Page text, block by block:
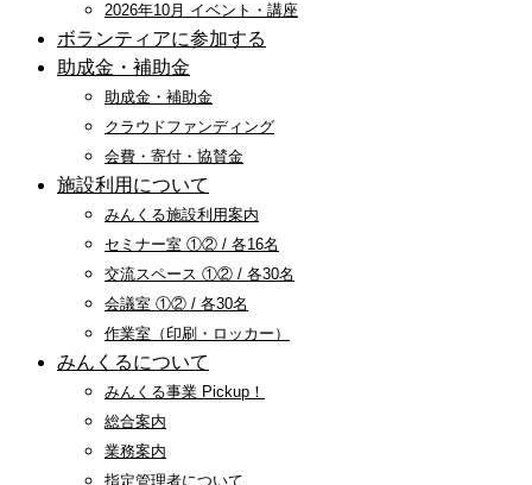
2026年10月 イベント・講座
ボランティアに参加する
助成金・補助金
助成金・補助金
クラウドファンディング
会費・寄付・協賛金
施設利用について
みんくる施設利用案内
セミナー室 ①② / 各16名
交流スペース ①② / 各30名
会議室 ①② / 各30名
作業室（印刷・ロッカー）
みんくるについて
みんくる事業 Pickup！
総合案内
業務案内
指定管理者について